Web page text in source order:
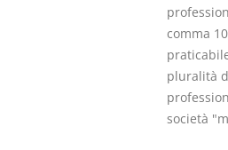
comma
pluralità
società